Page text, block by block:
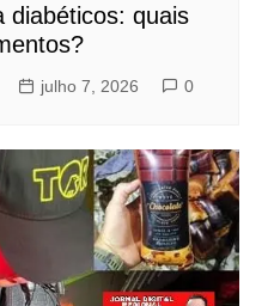
diabéticos: quais
julho 7, 2026 0